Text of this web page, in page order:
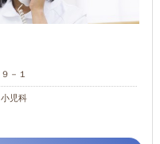
－１
児科